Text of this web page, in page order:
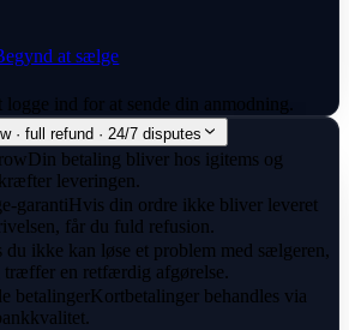
at sælge
ind for at sende din anmodning.
· full refund · 24/7 disputes
Din betaling bliver hos igitems og
leveringen.
garanti Hvis din ordre ikke bliver leveret
får du fuld refusion.
du ikke kan løse et problem med sælgeren,
en retfærdig afgørelse.
betalinger Kortbetalinger behandles via